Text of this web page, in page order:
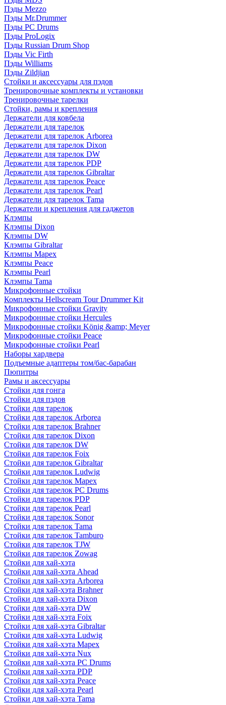
Пэды Mezzo
Пэды Mr.Drummer
Пэды PC Drums
Пэды ProLogix
Пэды Russian Drum Shop
Пэды Vic Firth
Пэды Williams
Пэды Zildjian
Стойки и аксессуары для пэдов
Тренировочные комплекты и установки
Тренировочные тарелки
Стойки, рамы и крепления
Держатели для ковбела
Держатели для тарелок
Держатели для тарелок Arborea
Держатели для тарелок Dixon
Держатели для тарелок DW
Держатели для тарелок PDP
Держатели для тарелок Gibraltar
Держатели для тарелок Peace
Держатели для тарелок Pearl
Держатели для тарелок Tama
Держатели и крепления для гаджетов
Клэмпы
Клэмпы Dixon
Клэмпы DW
Клэмпы Gibraltar
Клэмпы Mapex
Клэмпы Peace
Клэмпы Pearl
Клэмпы Tama
Микрофонные стойки
Комплекты Hellscream Tour Drummer Kit
Микрофонные стойки Gravity
Микрофонные стойки Hercules
Микрофонные стойки König &amp; Meyer
Микрофонные стойки Peace
Микрофонные стойки Pearl
Наборы хардвера
Подъемные адаптеры том/бас-барабан
Пюпитры
Рамы и аксессуары
Стойки для гонга
Стойки для пэдов
Стойки для тарелок
Стойки для тарелок Arborea
Стойки для тарелок Brahner
Стойки для тарелок Dixon
Стойки для тарелок DW
Стойки для тарелок Foix
Стойки для тарелок Gibraltar
Стойки для тарелок Ludwig
Стойки для тарелок Mapex
Стойки для тарелок PC Drums
Стойки для тарелок PDP
Стойки для тарелок Pearl
Стойки для тарелок Sonor
Стойки для тарелок Tama
Стойки для тарелок Tamburo
Стойки для тарелок TJW
Стойки для тарелок Zowag
Стойки для хай-хэта
Стойки для хай-хэта Ahead
Стойки для хай-хэта Arborea
Стойки для хай-хэта Brahner
Стойки для хай-хэта Dixon
Стойки для хай-хэта DW
Стойки для хай-хэта Foix
Стойки для хай-хэта Gibraltar
Стойки для хай-хэта Ludwig
Стойки для хай-хэта Mapex
Стойки для хай-хэта Nux
Стойки для хай-хэта PC Drums
Стойки для хай-хэта PDP
Стойки для хай-хэта Peace
Стойки для хай-хэта Pearl
Стойки для хай-хэта Tama